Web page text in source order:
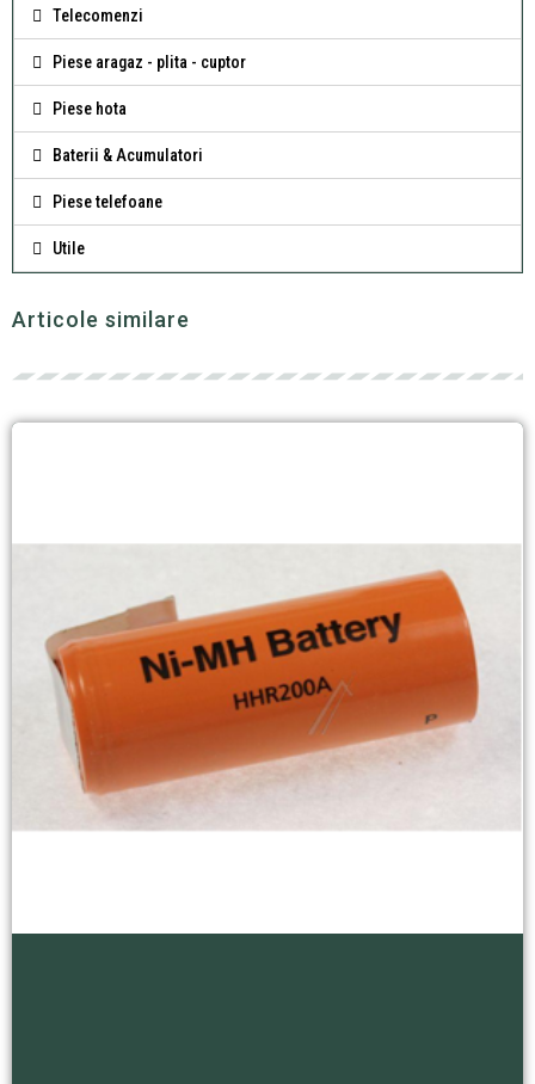
Telecomenzi
Piese aragaz - plita - cuptor
Piese hota
Baterii & Acumulatori
Piese telefoane
Utile
Articole similare